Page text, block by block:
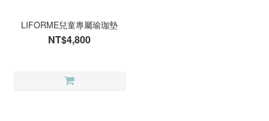
LIFORME兒童專屬瑜珈墊
NT$4,800